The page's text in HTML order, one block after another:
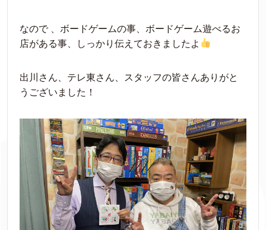
なので 、ボードゲームの事、ボードゲーム遊べるお
店がある事、しっかり伝えておきましたよ
出川さん、テレ東さん、スタッフの皆さんありがと
うございました！